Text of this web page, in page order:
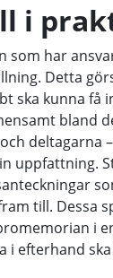
i
som har
Detta
ska kunna få
bland
deltagarna
uppfattning.
till. Dessa
i
i efterhand